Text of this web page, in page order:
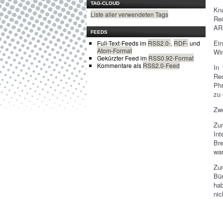
TAG-CLOUD
Liste aller verwendeten Tags
FEEDS
Full-Text-Feeds im RSS2.0-, RDF-und
Atom-Format
Gekürzter Feed im RSS0.92-Format
Kommentare als RSS2.0-Feed
In
zu